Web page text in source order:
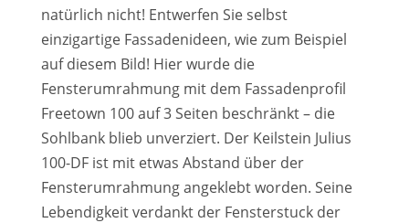
natürlich nicht! Entwerfen Sie selbst
einzigartige Fassadenideen, wie zum Beispiel
auf diesem Bild! Hier wurde die
Fensterumrahmung mit dem Fassadenprofil
Freetown 100 auf 3 Seiten beschränkt – die
Sohlbank blieb unverziert. Der Keilstein Julius
100-DF ist mit etwas Abstand über der
Fensterumrahmung angeklebt worden. Seine
Lebendigkeit verdankt der Fensterstuck der